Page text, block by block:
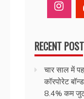
RECENT
चार साल में
कॉरपोरेट
8.4% कम